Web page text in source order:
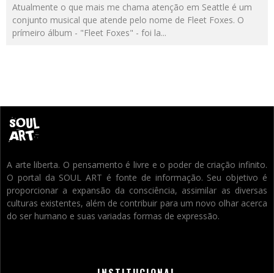
Atualmente o que mais me chama atenção em Seattle é um
conjunto musical que atende pelo nome de Fleet Foxes. O
prímeiro álbum - "Fleet Foxes" - foi la...
A arte liberta. O pensamento é livre e o poder de criação infinito.
O portal da SOUL ART é fonte de informação. Seu objetivo é
proporcionar a expansão da consciência, assimilar as diversas
culturas existentes, além de contribuir para um novo olhar acerca
do ser humano e suas variadas formas de expressão.